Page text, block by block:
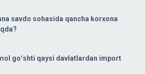
savdo sohasida qancha korxona
goʻshti qaysi davlatlardan import